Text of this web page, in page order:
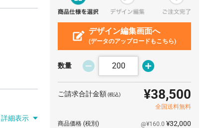
詳細表示
デザイン編集画面へ
(データのアップロードもこちら)
数量
ご請求合計金額(税込) ¥38,500
全国送料無料
商品価格 (税別) @¥160.0 ¥32,000